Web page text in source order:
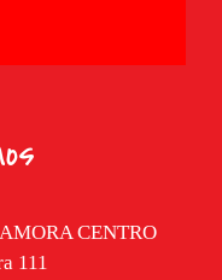
CENTRO
111